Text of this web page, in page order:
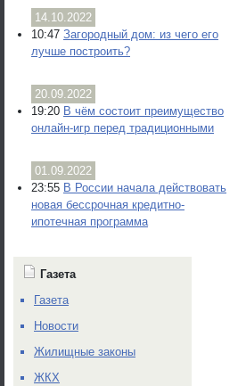
14.10.2022
10:47 Загородный дом: из чего его
лучше построить?
20.09.2022
19:20 В чём состоит преимущество
онлайн-игр перед традиционными
01.09.2022
23:55 В России начала действовать
новая бессрочная кредитно-
ипотечная программа
Газета
Газета
Новости
Жилищные законы
ЖКХ